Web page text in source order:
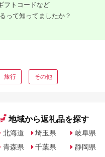
フトコードなど
って知ってましたか？
旅行 その他
地域から返礼品を探す
北海道
青森県
埼玉県
千葉県
岐阜県
静岡県